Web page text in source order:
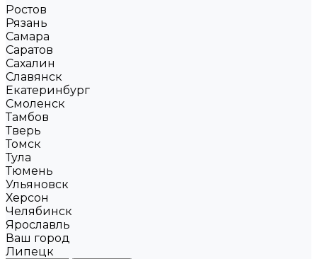
Ростов
Рязань
Самара
Саратов
Сахалин
Славянск
Екатеринбург
Смоленск
Тамбов
Тверь
Томск
Тула
Тюмень
Ульяновск
Херсон
Челябинск
Ярославль
Ваш город
Липецк